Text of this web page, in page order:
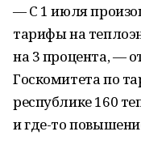
— С 1 июля
тарифы на
на 3 процента, —
Госкомитета по
республике 160
и где-то